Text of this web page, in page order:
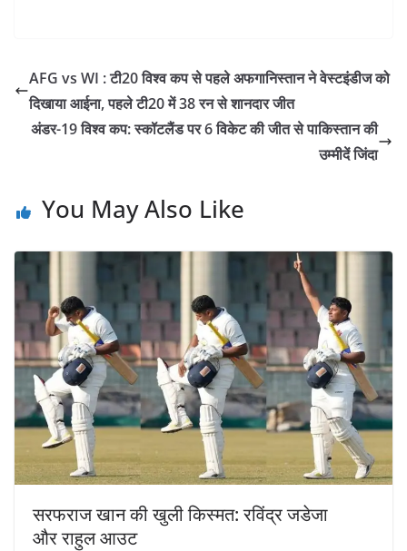
AFG vs WI : टी20 विश्व कप से पहले अफगानिस्तान ने वेस्टइंडीज को
दिखाया आईना, पहले टी20 में 38 रन से शानदार जीत
अंडर-19 विश्व कप: स्कॉटलैंड पर 6 विकेट की जीत से पाकिस्तान की
उम्मीदें जिंदा
You May Also Like
सरफराज खान की खुली किस्मत: रविंद्र जडेजा
और राहुल आउट